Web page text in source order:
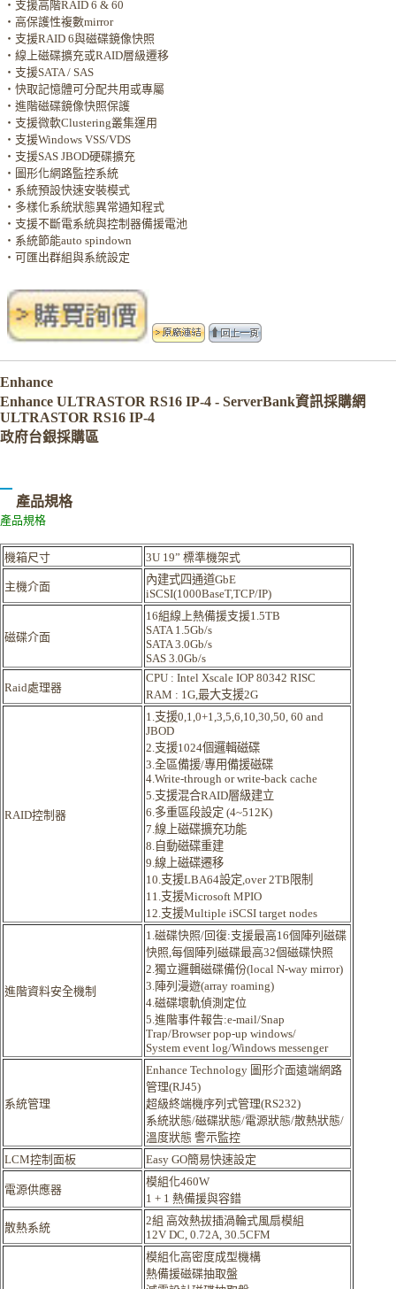
‧ 支援高階RAID 6 & 60
‧ 高保護性複數mirror
‧ 支援RAID 6與磁碟鏡像快照
‧ 線上磁碟擴充或RAID層級遷移
‧ 支援SATA / SAS
‧ 快取記憶體可分配共用或專屬
‧ 進階磁碟鏡像快照保護
‧ 支援微軟Clustering叢集運用
‧ 支援Windows VSS/VDS
‧ 支援SAS JBOD硬碟擴充
‧ 圖形化網路監控系統
‧ 系統預設快速安裝模式
‧ 多樣化系統狀態異常通知程式
‧ 支援不斷電系統與控制器備援電池
‧ 系統節能auto spindown
‧ 可匯出群組與系統設定
Enhance
Enhance ULTRASTOR RS16 IP-4 - ServerBank資訊採購網
ULTRASTOR RS16 IP-4
政府台銀採購區
產品規格
產品規格
機箱尺寸 3U 19” 標準機架式
主機介面
內建式四通道GbE
iSCSI(1000BaseT,TCP/IP)
磁碟介面
16組線上熱備援支援1.5TB
SATA 1.5Gb/s
SATA 3.0Gb/s
SAS 3.0Gb/s
Raid處理器
CPU : Intel Xscale IOP 80342 RISC
RAM : 1G,最大支援2G
RAID控制器
1.支援0,1,0+1,3,5,6,10,30,50, 60 and
JBOD
2.支援1024個邏輯磁碟
3.全區備援/專用備援磁碟
4.Write-through or write-back cache
5.支援混合RAID層級建立
6.多重區段設定 (4~512K)
7.線上磁碟擴充功能
8.自動磁碟重建
9.線上磁碟遷移
10.支援LBA64設定,over 2TB限制
11.支援Microsoft MPIO
12.支援Multiple iSCSI target nodes
進階資料安全機制
1.磁碟快照/回復:支援最高16個陣列磁碟
快照,每個陣列磁碟最高32個磁碟快照
2.獨立邏輯磁碟備份(local N-way mirror)
3.陣列漫遊(array roaming)
4.磁碟壞軌偵測定位
5.進階事件報告:e-mail/Snap
Trap/Browser pop-up windows/
System event log/Windows messenger
系統管理
Enhance Technology 圖形介面遠端網路
管理(RJ45)
超級終端機序列式管理(RS232)
系統狀態/磁碟狀態/電源狀態/散熱狀態/
溫度狀態 警示監控
LCM控制面板
Easy GO簡易快速設定
電源供應器
模組化460W
1 + 1 熱備援與容錯
散熱系統
2組 高效熱拔插渦輪式風扇模組
12V DC, 0.72A, 30.5CFM
模組化高密度成型機構
熱備援磁碟抽取盤